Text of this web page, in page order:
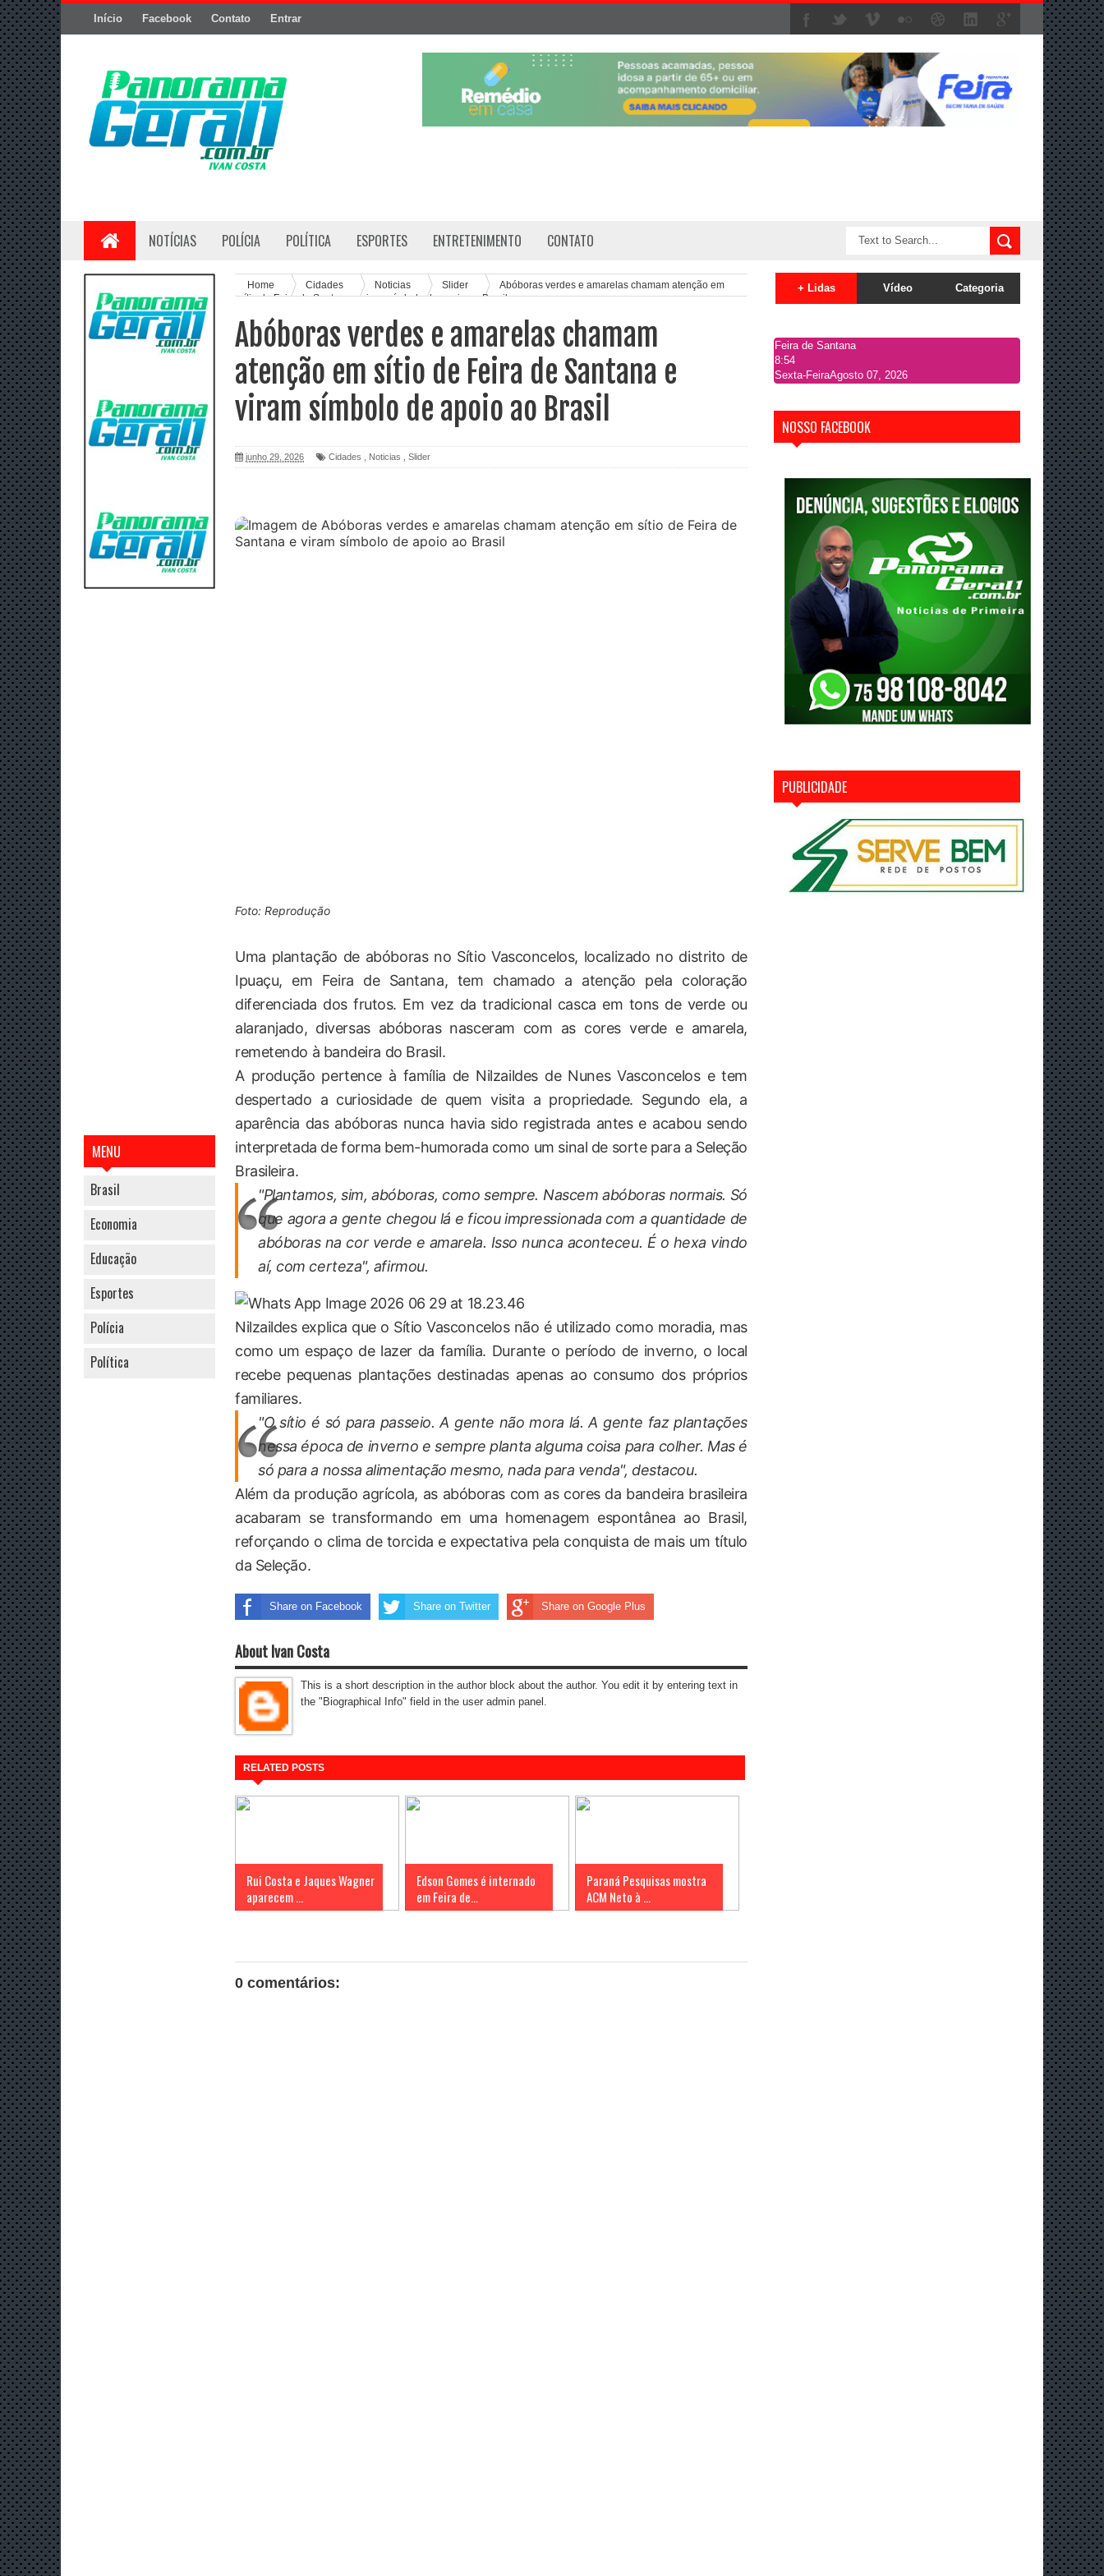
Início Facebook Contato Entrar
NOTÍCIAS POLÍCIA POLÍTICA ESPORTES ENTRETENIMENTO CONTATO
MENU
Brasil
Economia
Educação
Esportes
Polícia
Política
Home Cidades Noticias Slider
Abóboras verdes e amarelas chamam atenção em
sítio de Feira de Santana e viram símbolo de apoio ao Brasil
Abóboras verdes e amarelas chamam
atenção em sítio de Feira de Santana e
viram símbolo de apoio ao Brasil
junho 29, 2026 Cidades Noticias Slider
Foto: Reprodução
Uma plantação de abóboras no Sítio Vasconcelos, localizado no distrito de
Ipuaçu, em Feira de Santana, tem chamado a atenção pela coloração
diferenciada dos frutos. Em vez da tradicional casca em tons de verde ou
alaranjado, diversas abóboras nasceram com as cores verde e amarela,
remetendo à bandeira do Brasil.
A produção pertence à família de Nilzaildes de Nunes Vasconcelos e tem
despertado a curiosidade de quem visita a propriedade. Segundo ela, a
aparência das abóboras nunca havia sido registrada antes e acabou sendo
interpretada de forma bem-humorada como um sinal de sorte para a Seleção
Brasileira.
"Plantamos, sim, abóboras, como sempre. Nascem abóboras normais. Só
que agora a gente chegou lá e ficou impressionada com a quantidade de
abóboras na cor verde e amarela. Isso nunca aconteceu. É o hexa vindo
aí, com certeza", afirmou.
Nilzaildes explica que o Sítio Vasconcelos não é utilizado como moradia, mas
como um espaço de lazer da família. Durante o período de inverno, o local
recebe pequenas plantações destinadas apenas ao consumo dos próprios
familiares.
"O sítio é só para passeio. A gente não mora lá. A gente faz plantações
nessa época de inverno e sempre planta alguma coisa para colher. Mas é
só para a nossa alimentação mesmo, nada para venda", destacou.
Além da produção agrícola, as abóboras com as cores da bandeira brasileira
acabaram se transformando em uma homenagem espontânea ao Brasil,
reforçando o clima de torcida e expectativa pela conquista de mais um título
da Seleção.
Share on Facebook Share on Twitter Share on Google Plus
About Ivan Costa
This is a short description in the author block about the author. You edit it by entering text in
the "Biographical Info" field in the user admin panel.
RELATED POSTS
Rui Costa e Jaques Wagner
aparecem ...
Edson Gomes é internado
em Feira de...
Paraná Pesquisas mostra
ACM Neto à ...
0 comentários:
+ Lidas Vídeo Categoria
Feira de Santana
8:54
Sexta-FeiraAgosto 07, 2026
NOSSO FACEBOOK
PUBLICIDADE